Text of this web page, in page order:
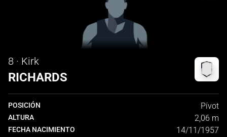
8 · Kirk
RICHARDS
POSICIÓN Pívot
ALTURA 2,06 m
FECHA NACIMIENTO 14/11/1957